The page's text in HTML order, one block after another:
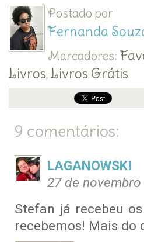
Postado por
Fernanda
Marcadores:
Livros, Livros Grátis
9 comentários:
LAGANOWSKI
27 de
Stefan já recebeu
recebemos! Mais do